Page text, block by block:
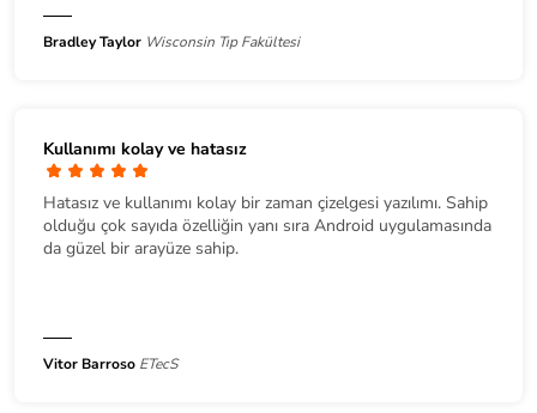
Bradley Taylor Wisconsin Tıp Fakültesi
Kullanımı kolay ve hatasız
Hatasız ve kullanımı kolay bir zaman çizelgesi yazılımı. Sahip
olduğu çok sayıda özelliğin yanı sıra Android uygulamasında
da güzel bir arayüze sahip.
Vitor Barroso ETecS